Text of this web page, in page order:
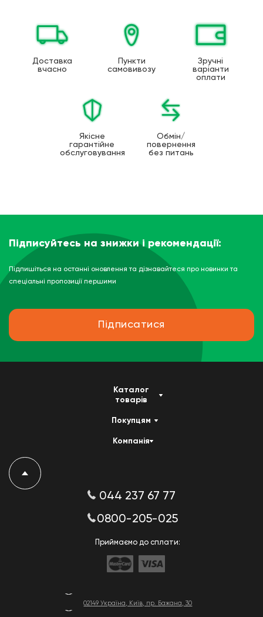
Доставка
вчасно
Пункти
самовивозу
Зручні
варіанти
оплати
Якісне
гарантійне
обслуговування
Обмін/
повернення
без питань
Підписуйтесь на знижки і рекомендації:
Підпишіться на останні оновлення та дізнавайтеся про новинки та
спеціальні пропозиції першими
Підписатися
02149 Україна, Київ, пр. Бажана, 30
Каталог
товарів
Покупцям
Компанія
044 237 67 77
0800-205-025
Приймаємо до сплати: